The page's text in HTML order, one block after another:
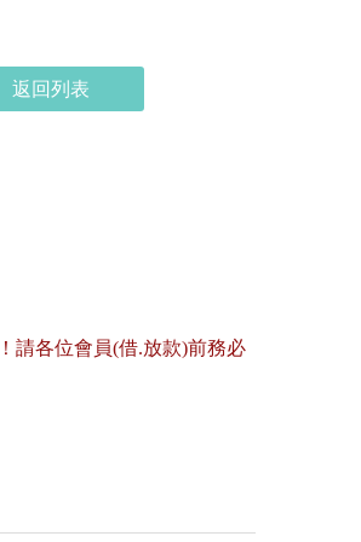
返回列表
請各位會員(借.放款)前務必